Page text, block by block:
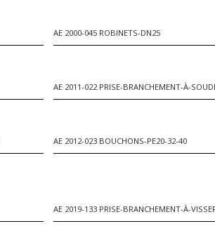
AE 2000-045 ROBINETS-DN25
AE 2011-022 PRISE-BRANCHEMENT-À-
AE 2012-023 BOUCHONS-PE20-32-40
AE 2019-133 PRISE-BRANCHEMENT-À-